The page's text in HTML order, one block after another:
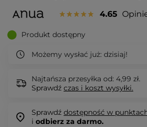
4.65
Produkt dostępny
Możemy wysłać już: dzisiaj!
Najtańsza przesyłka od: 4,99 zł.
Sprawdź czas i koszt wysyłki.
Sprawdź dostępność w
i odbierz za darmo.